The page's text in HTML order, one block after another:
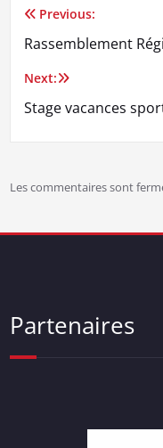
Navigation
de
l’article
Previous:
Rassemblement
Next:
Stage vacances
Les commentaires sont
Partenaires